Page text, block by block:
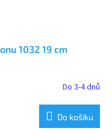
1032 19 cm
Do 3-4 dnů
Do košíku